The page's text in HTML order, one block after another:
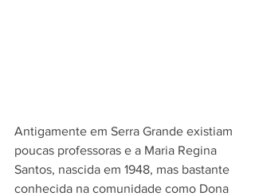
Antigamente em Serra Grande existiam
poucas professoras e a Maria Regina
Santos, nascida em 1948, mas bastante
conhecida na comunidade como Dona